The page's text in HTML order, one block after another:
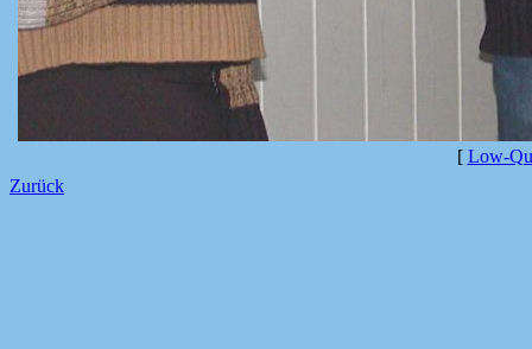
[ Low-
Zurück